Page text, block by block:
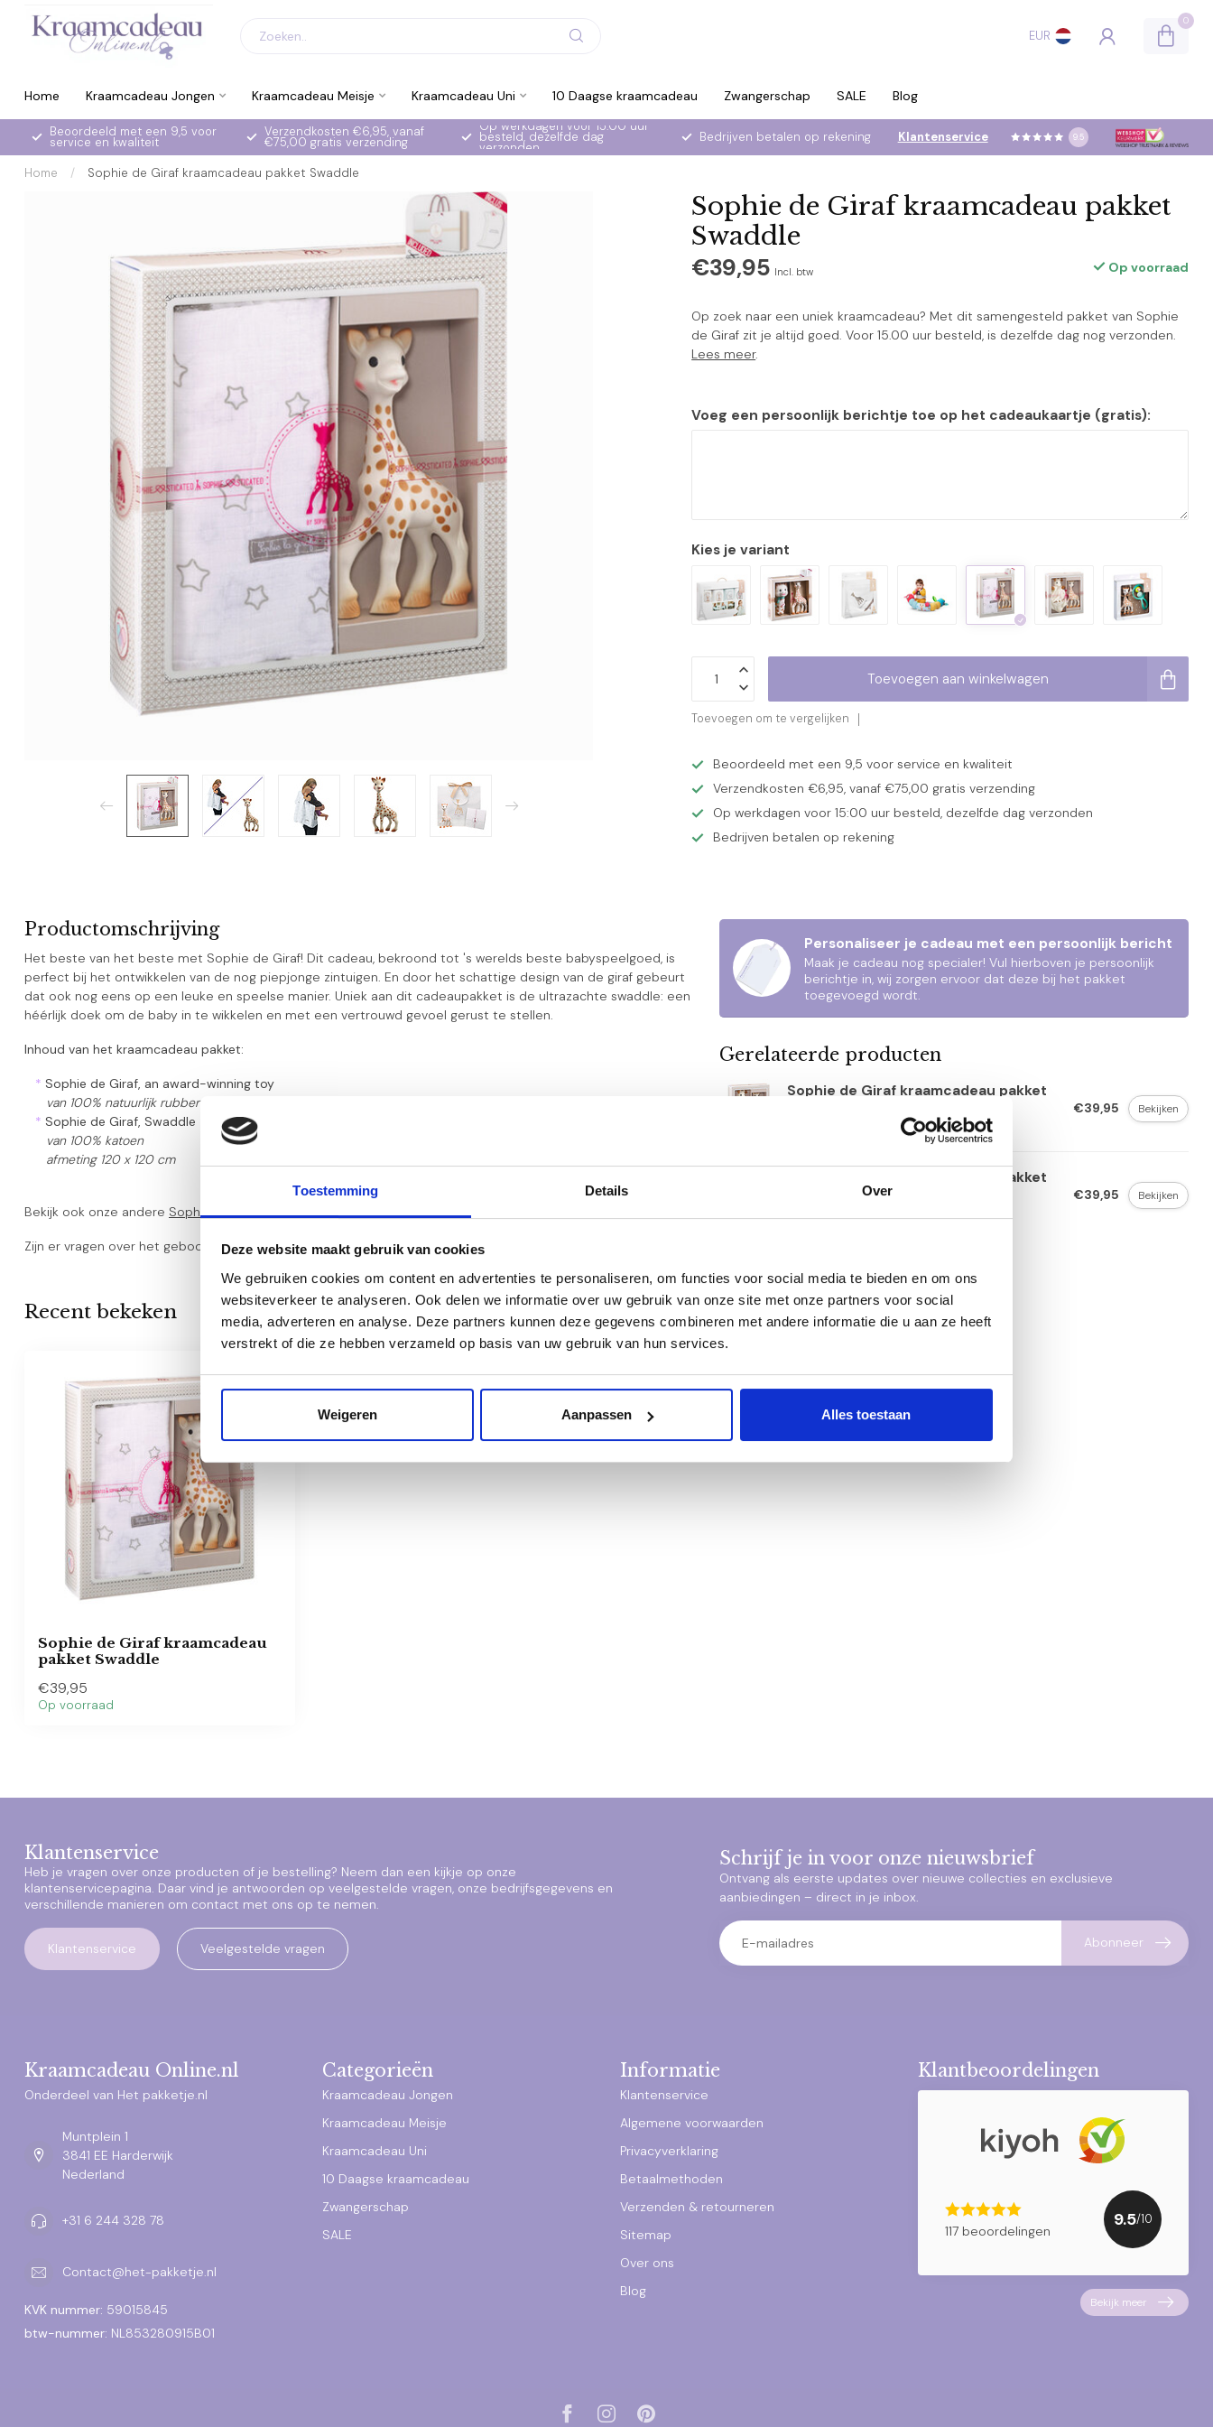
Toestemming Details Over
Deze website maakt gebruik van cookies
We gebruiken cookies om content en advertenties te personaliseren, om functies voor social media te bieden en om ons
websiteverkeer te analyseren. Ook delen we informatie over uw gebruik van onze site met onze partners voor social
media, adverteren en analyse. Deze partners kunnen deze gegevens combineren met andere informatie die u aan ze heeft
verstrekt of die ze hebben verzameld op basis van uw gebruik van hun services.
Weigeren Aanpassen Alles toestaan
EUR
0
Home Kraamcadeau Jongen Kraamcadeau Meisje Kraamcadeau Uni 10 Daagse kraamcadeau Zwangerschap SALE Blog
Beoordeeld met een 9,5 voor
service en kwaliteit
Verzendkosten €6,95, vanaf
€75,00 gratis verzending
Op werkdagen voor 15:00 uur
besteld, dezelfde dag
verzonden
Bedrijven betalen op rekening Klantenservice 9.5
Home / Sophie de Giraf kraamcadeau pakket Swaddle
Sophie de Giraf kraamcadeau pakket
Swaddle
€39,95 Incl. btw Op voorraad
Op zoek naar een uniek kraamcadeau? Met dit samengesteld pakket van Sophie
de Giraf zit je altijd goed. Voor 15.00 uur besteld, is dezelfde dag nog verzonden.
Lees meer.
Voeg een persoonlijk berichtje toe op het cadeaukaartje (gratis):
Kies je variant
Toevoegen aan winkelwagen
Toevoegen om te vergelijken
Beoordeeld met een 9,5 voor service en kwaliteit
Verzendkosten €6,95, vanaf €75,00 gratis verzending
Op werkdagen voor 15:00 uur besteld, dezelfde dag verzonden
Bedrijven betalen op rekening
Productomschrijving
Het beste van het beste met Sophie de Giraf! Dit cadeau, bekroond tot 's werelds beste babyspeelgoed, is
perfect bij het ontwikkelen van de nog piepjonge zintuigen. En door het schattige design van de giraf gebeurt
dat ook nog eens op een leuke en speelse manier. Uniek aan dit cadeaupakket is de ultrazachte swaddle: een
héérlijk doek om de baby in te wikkelen en met een vertrouwd gevoel gerust te stellen.
Inhoud van het kraamcadeau pakket:
* Sophie de Giraf, an award-winning toy
van 100% natuurlijk rubber
* Sophie de Giraf, Swaddle
van 100% katoen
afmeting 120 x 120 cm
Bekijk ook onze andere Sophie de Giraf kraamcadeaus
Zijn er vragen over het geboorte cadeau pakket, neem dan gerustcontactmet ons op.
Personaliseer je cadeau met een persoonlijk bericht
Maak je cadeau nog specialer! Vul hierboven je persoonlijk
berichtje in, wij zorgen ervoor dat deze bij het pakket
toegevoegd wordt.
Gerelateerde producten
Sophie de Giraf kraamcadeau pakket
€39,95 Bekijken
Sophie de Giraf kraamcadeau pakket
€39,95 Bekijken
Recent bekeken
Sophie de Giraf kraamcadeau
pakket Swaddle
€39,95
Op voorraad
Klantenservice
Heb je vragen over onze producten of je bestelling? Neem dan een kijkje op onze
klantenservicepagina. Daar vind je antwoorden op veelgestelde vragen, onze bedrijfsgegevens en
verschillende manieren om contact met ons op te nemen.
Klantenservice Veelgestelde vragen
Schrijf je in voor onze nieuwsbrief
Ontvang als eerste updates over nieuwe collecties en exclusieve
aanbiedingen – direct in je inbox.
Abonneer
Kraamcadeau Online.nl
Onderdeel van Het pakketje.nl
Muntplein 1
3841 EE Harderwijk
Nederland
+31 6 244 328 78
Contact@het-pakketje.nl
KVK nummer: 59015845
btw-nummer: NL853280915B01
Categorieën
Kraamcadeau Jongen
Kraamcadeau Meisje
Kraamcadeau Uni
10 Daagse kraamcadeau
Zwangerschap
SALE
Informatie
Klantenservice
Algemene voorwaarden
Privacyverklaring
Betaalmethoden
Verzenden & retourneren
Sitemap
Over ons
Blog
Klantbeoordelingen
117 beoordelingen
9.5/10
Bekijk meer